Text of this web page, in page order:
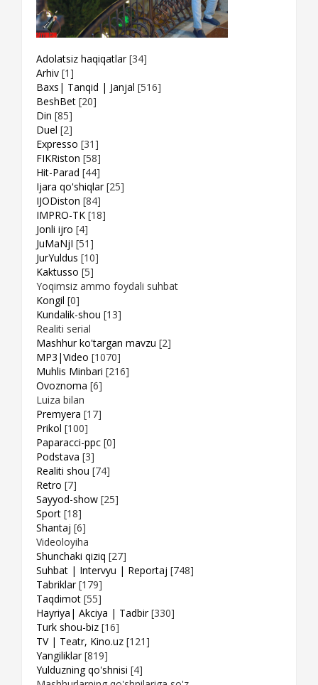
Adolatsiz haqiqatlar [34]
Arhiv [1]
Baxs| Tanqid | Janjal [516]
BeshBet [20]
Din [85]
Duel [2]
Expresso [31]
FIKRiston [58]
Hit-Parad [44]
Ijara qo'shiqlar [25]
IJODiston [84]
IMPRO-TK [18]
Jonli ijro [4]
JuMaNjI [51]
JurYuldus [10]
Kaktusso [5]
Yoqimsiz ammo foydali suhbat
Kongil [0]
Kundalik-shou [13]
Realiti serial
Mashhur ko'targan mavzu [2]
MP3|Video [1070]
Muhlis Minbari [216]
Ovoznoma [6]
Luiza bilan
Premyera [17]
Prikol [100]
Paparacci-ppc [0]
Podstava [3]
Realiti shou [74]
Retro [7]
Sayyod-show [25]
Sport [18]
Shantaj [6]
Videoloyiha
Shunchaki qiziq [27]
Suhbat | Intervyu | Reportaj [748]
Tabriklar [179]
Taqdimot [55]
Hayriya| Akciya | Tadbir [330]
Turk shou-biz [16]
TV | Teatr, Kino.uz [121]
Yangiliklar [819]
Yulduzning qo'shnisi [4]